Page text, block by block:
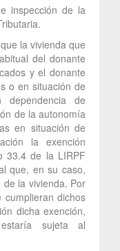
inspección de la
la vivienda que
del donante
y el donante
o en situación de
de
de la autonomía
en situación de
la exención
33.4 de la LIRPF
que, en su caso,
la vivienda. Por
dichos
dicha exención,
sujeta al